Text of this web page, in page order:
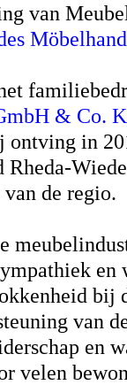
van
& Co.
ontving in
Rheda-
de regio.
en
bij
van
en
velen